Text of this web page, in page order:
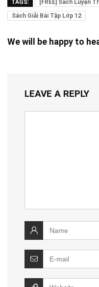
TAGS: [FREE] Sách Luyện
Sách Giải Bài Tập Lớp 12
We will be happy to
LEAVE A REPLY